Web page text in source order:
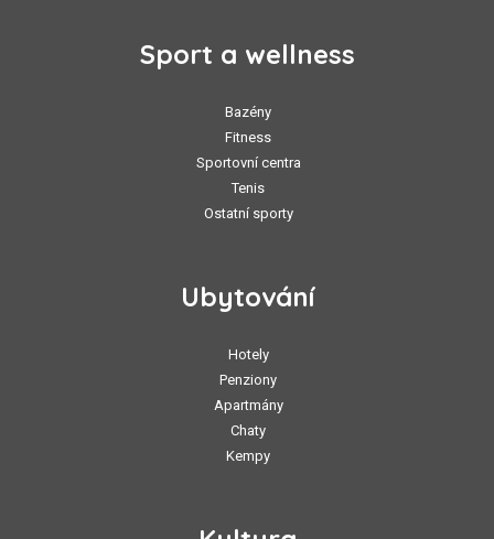
Sport a wellness
Bazény
Fitness
Sportovní centra
Tenis
Ostatní sporty
Ubytování
Hotely
Penziony
Apartmány
Chaty
Kempy